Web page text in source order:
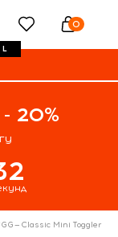
0
20%
— Classic Mini Toggler